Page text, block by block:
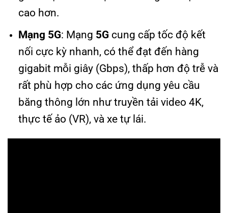
cao hơn.
Mạng 5G: Mạng 5Gcung cấp tốc độ kết
nối cực kỳ nhanh, có thể đạt đến hàng
gigabit mỗi giây (Gbps), thấp hơn độ trễ và
rất phù hợp cho các ứng dụng yêu cầu
băng thông lớn như truyền tải video 4K,
thực tế ảo (VR), và xe tự lái.